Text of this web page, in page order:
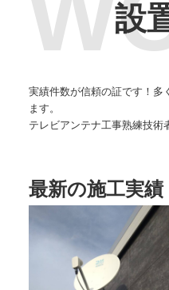
設
実績件数が信頼の証です！多
ます。
テレビアンテナ工事熟練技術
最新の施工実績